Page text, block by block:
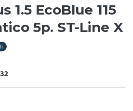
1.5 EcoBlue 115
5p. ST-Line X